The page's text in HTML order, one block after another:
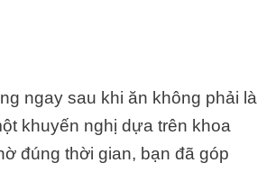
ngay sau khi ăn không phải là
khuyến nghị dựa trên khoa
đúng thời gian, bạn đã góp